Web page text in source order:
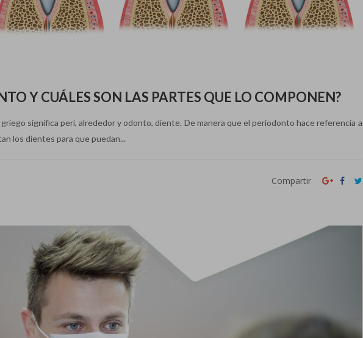
Y CUÁLES SON LAS PARTES QUE LO COMPONEN?
significa peri, alrededor y odonto, diente. De manera que el periodonto hace referencia a
los dientes para que puedan...
Compartir